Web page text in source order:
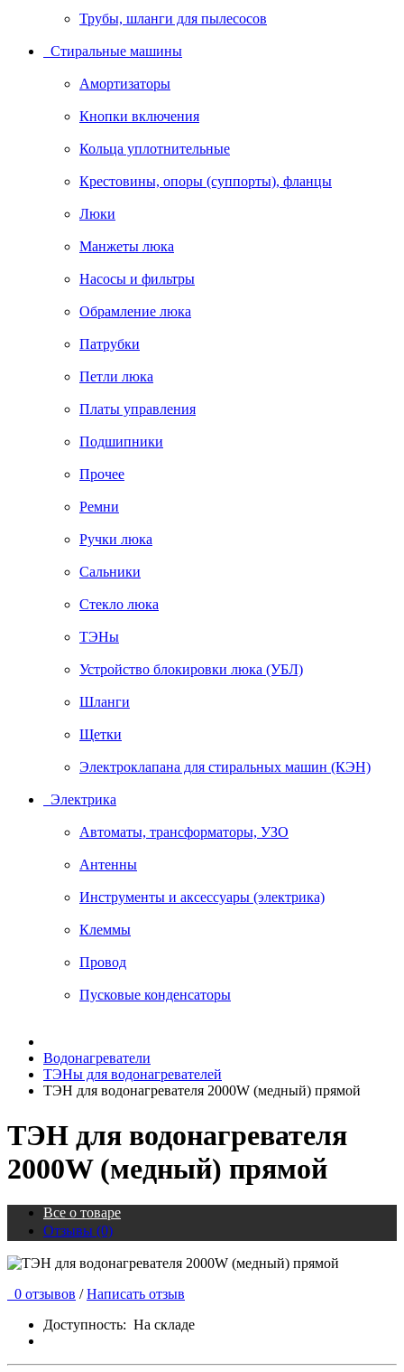
Трубы, шланги для пылесосов
Стиральные машины
Амортизаторы
Кнопки включения
Кольца уплотнительные
Крестовины, опоры (суппорты), фланцы
Люки
Манжеты люка
Насосы и фильтры
Обрамление люка
Патрубки
Петли люка
Платы управления
Подшипники
Прочее
Ремни
Ручки люка
Сальники
Стекло люка
ТЭНы
Устройство блокировки люка (УБЛ)
Шланги
Щетки
Электроклапана для стиральных машин (КЭН)
Электрика
Автоматы, трансформаторы, УЗО
Антенны
Инструменты и аксессуары (электрика)
Клеммы
Провод
Пусковые конденсаторы
Водонагреватели
ТЭНы для водонагревателей
ТЭН для водонагревателя 2000W (медный) прямой
ТЭН для водонагревателя
2000W (медный) прямой
Все о товаре
Отзывы (0)
0 отзывов / Написать отзыв
Доступность: На складе